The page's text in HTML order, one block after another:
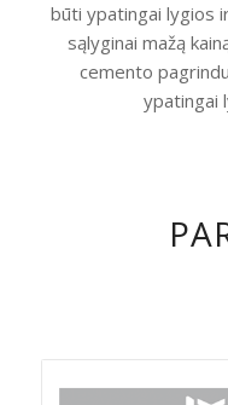
būti ypatingai lygios
sąlyginai mažą
cemento
ypatingai